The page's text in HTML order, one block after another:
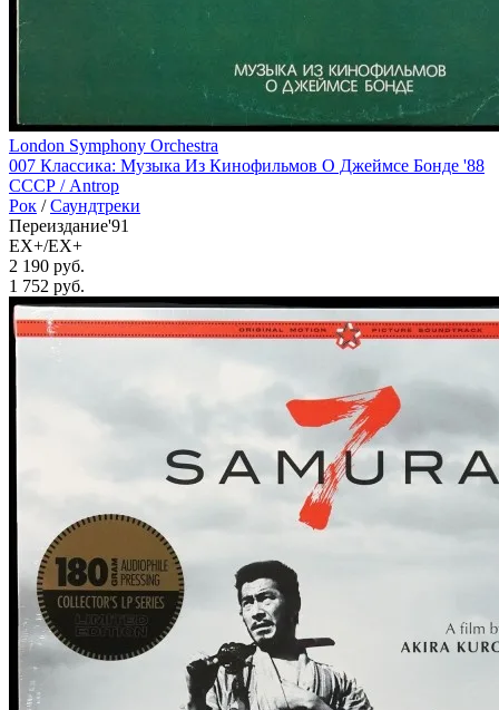
London Symphony Orchestra
007 Классика: Музыка Из Кинофильмов О Джеймсе Бонде '88
СССР / Antrop
Рок /Саундтреки
Переиздание'91
EX+/EX+
2 190 руб.
1 752 руб.